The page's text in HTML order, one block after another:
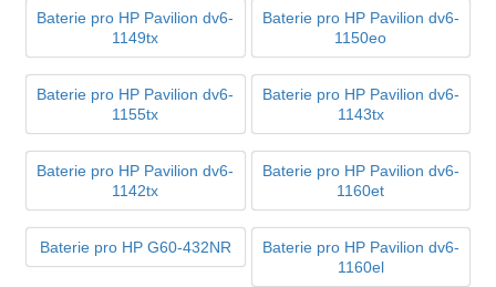
Baterie pro HP Pavilion dv6-
1149tx
Baterie pro HP Pavilion dv6-
1150eo
Baterie pro HP Pavilion dv6-
1155tx
Baterie pro HP Pavilion dv6-
1143tx
Baterie pro HP Pavilion dv6-
1142tx
Baterie pro HP Pavilion dv6-
1160et
Baterie pro HP G60-432NR
Baterie pro HP Pavilion dv6-
1160el